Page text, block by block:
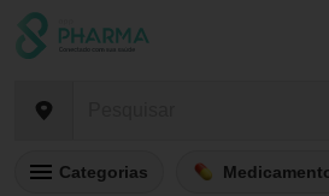
Categorias